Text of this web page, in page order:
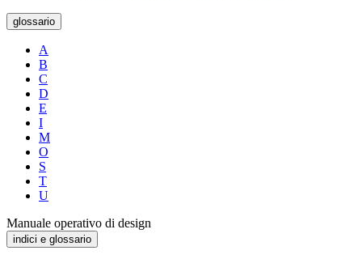
glossario
A
B
C
D
E
I
M
O
S
T
U
Manuale operativo di design
indici e glossario